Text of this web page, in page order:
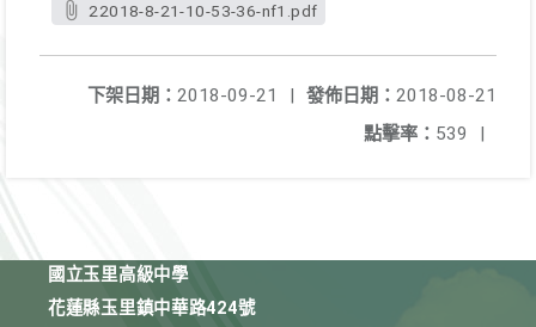
22018-8-21-10-53-36-nf1.pdf
發佈日期： 2018-08-21
下架日期： 2018-09-21
|
點擊率： 539 |
國立玉里高級中學
花蓮縣玉里鎮中華路424號